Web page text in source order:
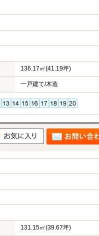
136.17㎡(41.19坪)
一戸建て/木造
131.15㎡(39.67坪)